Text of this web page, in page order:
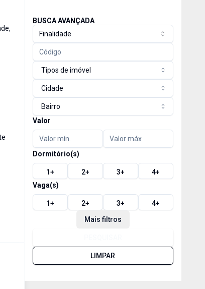
BUSCA AVANÇADA
Finalidade
Tipos de imóvel
Cidade
Bairro
Valor
Dormitório(s)
1+ 2+ 3+ 4+
Vaga(s)
1+ 2+ 3+ 4+
Mais filtros
LIMPAR